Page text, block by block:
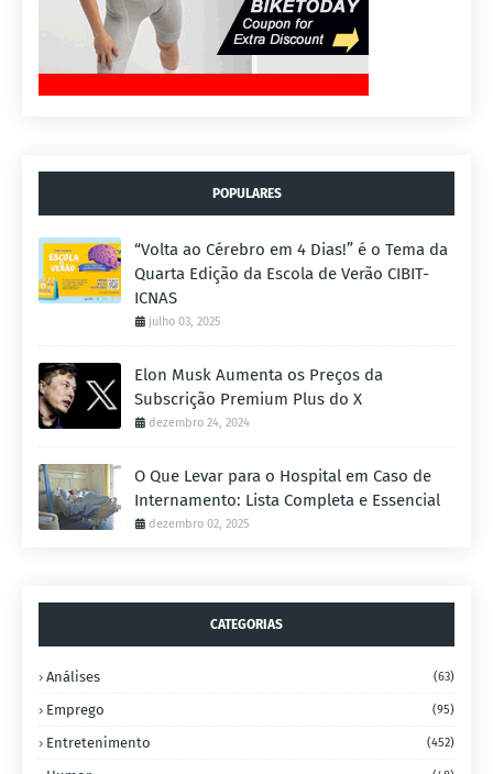
POPULARES
“Volta ao Cérebro em 4 Dias!” é o Tema da
Quarta Edição da Escola de Verão CIBIT-
ICNAS
julho 03, 2025
Elon Musk Aumenta os Preços da
Subscrição Premium Plus do X
dezembro 24, 2024
O Que Levar para o Hospital em Caso de
Internamento: Lista Completa e Essencial
dezembro 02, 2025
CATEGORIAS
Análises (63)
Emprego (95)
Entretenimento (452)